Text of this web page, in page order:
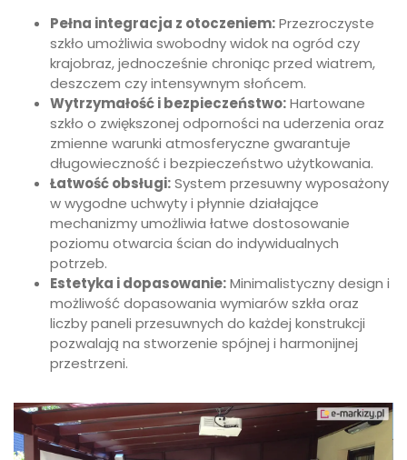
Pełna integracja z otoczeniem:Przezroczyste
szkło umożliwia swobodny widok na ogród czy
krajobraz, jednocześnie chroniąc przed wiatrem,
deszczem czy intensywnym słońcem.
Wytrzymałość i bezpieczeństwo:Hartowane
szkło o zwiększonej odporności na uderzenia oraz
zmienne warunki atmosferyczne gwarantuje
długowieczność i bezpieczeństwo użytkowania.
Łatwość obsługi:System przesuwny wyposażony
w wygodne uchwyty i płynnie działające
mechanizmy umożliwia łatwe dostosowanie
poziomu otwarcia ścian do indywidualnych
potrzeb.
Estetyka i dopasowanie:Minimalistyczny design i
możliwość dopasowania wymiarów szkła oraz
liczby paneli przesuwnych do każdej konstrukcji
pozwalają na stworzenie spójnej i harmonijnej
przestrzeni.